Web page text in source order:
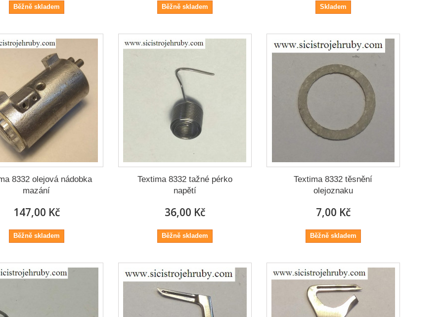
Běžně skladem Běžně skladem Skladem
8332 olejová nádobka
mazání
147,00 Kč
Běžně skladem
Textima 8332 tažné pérko
napětí
36,00 Kč
Běžně skladem
Textima 8332 těsnění
olejoznaku
7,00 Kč
Běžně skladem